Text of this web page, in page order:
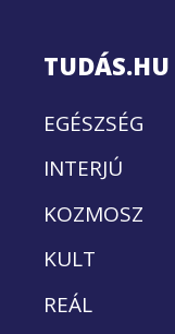
TUDÁS.HU
EGÉSZSÉG
INTERJÚ
KOZMOSZ
KULT
REÁL